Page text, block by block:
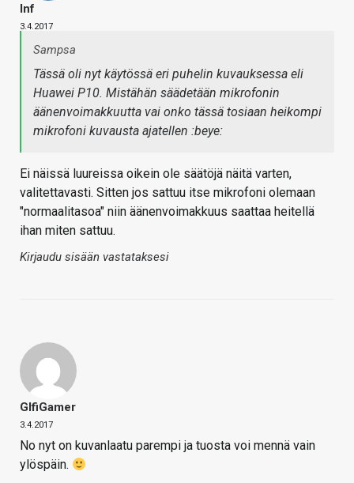
Inf
3.4.2017
Sampsa
Tässä oli nyt käytössä eri puhelin kuvauksessa eli
Huawei P10. Mistähän säädetään mikrofonin
äänenvoimakkuutta vai onko tässä tosiaan heikompi
mikrofoni kuvausta ajatellen :beye:
Ei näissä luureissa oikein ole säätöjä näitä varten,
valitettavasti. Sitten jos sattuu itse mikrofoni olemaan
"normaalitasoa" niin äänenvoimakkuus saattaa heitellä
ihan miten sattuu.
Kirjaudu sisään vastataksesi
GlfiGamer
3.4.2017
No nyt on kuvanlaatu parempi ja tuosta voi mennä vain
ylöspäin.